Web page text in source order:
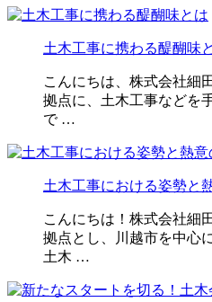
土木工事に携わる醍醐味
こんにちは、株式会社細
拠点に、土木工事などを
で …
土木工事における姿勢と
こんにちは！株式会社細
拠点とし、川越市を中心
土木 …